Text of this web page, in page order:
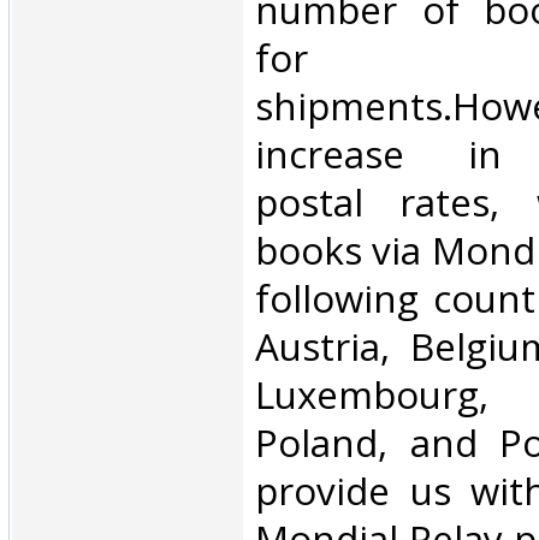
for
increase in
postal
books via
following
Austria,
Poland, and
provide us